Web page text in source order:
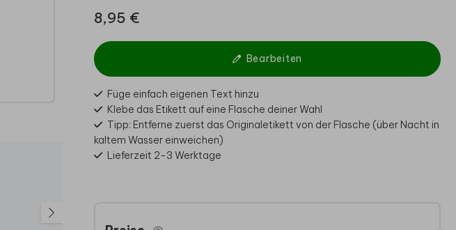
8,95 €
Bearbeiten
Füge einfach eigenen Text hinzu
Klebe das Etikett auf eine Flasche deiner Wahl
Tipp: Entferne zuerst das Originaletikett von der Flasche (über Nacht in
kaltem Wasser einweichen)
Lieferzeit 2-3 Werktage